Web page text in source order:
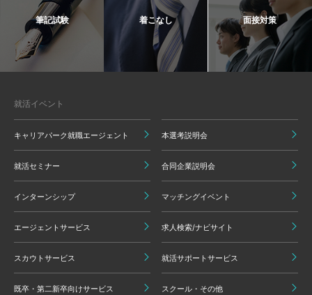
筆記試験 着こなし 面接対策
就活イベント
キャリアパーク就職エージェント 本選考説明会
就活セミナー 合同企業説明会
インターンシップ マッチングイベント
エージェントサービス 求人検索/ナビサイト
スカウトサービス 就活サポートサービス
既卒・第二新卒向けサービス スクール・その他